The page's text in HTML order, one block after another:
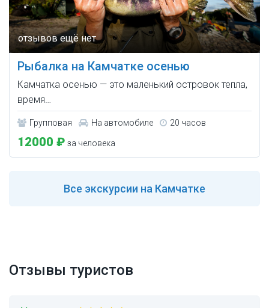
Рыбалка на Камчатке осенью
Камчатка осенью — это маленький островок тепла,
время…
Групповая На автомобиле 20 часов
12000 ₽ за человека
Все экскурсии на Камчатке
Отзывы туристов